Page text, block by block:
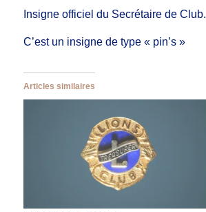
Insigne officiel du Secrétaire de Club.
C’est un insigne de type « pin’s »
Articles similaires